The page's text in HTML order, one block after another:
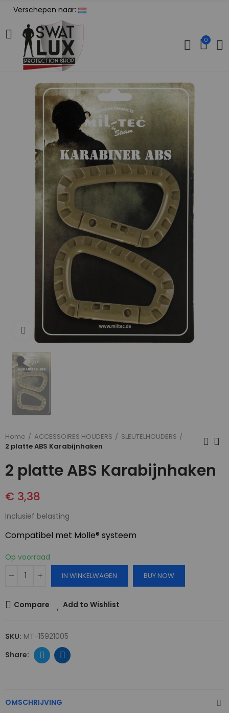
Verschepen naar:
0
Click to enlarge
Home ACCESSOIRES HOUDERS
SLEUTELHOUDERS
2 platte ABS Karabijnhaken
2 platte ABS Karabijnhaken
€ 3,38
Inclusief belasting
Compatibel met Molle® systeem
Op voorraad
IN WINKELWAGEN BUY NOW
Compare Add to Wishlist
SKU: MT-15921005
OMSCHRIJVING